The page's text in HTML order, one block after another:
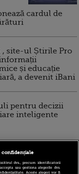
cardul de
, site-ul Știrile Pro
și educație
a devenit iBani
pentru decizii
inteligente
confidențiale
dvs., precum identificatorii
sau gestiona alegerile dvs.
Aceste alegeri vor fi